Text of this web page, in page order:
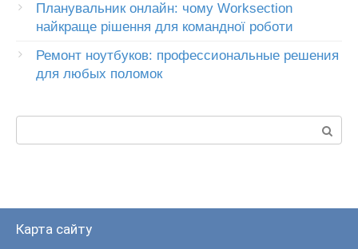
Планувальник онлайн: чому Worksection
найкраще рішення для командної роботи
Ремонт ноутбуков: профессиональные решения
для любых поломок
Карта сайту